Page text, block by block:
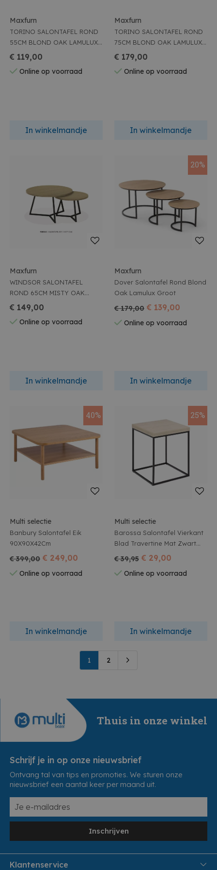
Maxfurn
TORINO SALONTAFEL ROND
55CM BLOND OAK LAMULUX
ZWARTE POTEN
€ 119,00
Online op voorraad
In winkelmandje
Maxfurn
TORINO SALONTAFEL ROND
75CM BLOND OAK LAMULUX
ZWARTE POTEN
€ 179,00
Online op voorraad
In winkelmandje
Maxfurn
WINDSOR SALONTAFEL
ROND 65CM MISTY OAK
LAMULUX ZWARTE POTEN
€ 149,00
Online op voorraad
In winkelmandje
20%
Maxfurn
Dover Salontafel Rond Blond
Oak Lamulux Groot
€ 179,00 € 139,00
Online op voorraad
In winkelmandje
40%
Multi selectie
Banbury Salontafel Eik
90X90X42Cm
€ 399,00 € 249,00
Online op voorraad
In winkelmandje
25%
Multi selectie
Barossa Salontafel Vierkant
Blad Travertine Mat Zwart
Staal Onderstel 40X40X45Cm
€ 39,95 € 29,00
Online op voorraad
In winkelmandje
1 2
Thuis in onze winkel
Schrijf je in op onze nieuwsbrief
Ontvang tal van tips en promoties. We sturen onze
nieuwsbrief een aantal keer per maand uit.
Inschrijven
Klantenservice